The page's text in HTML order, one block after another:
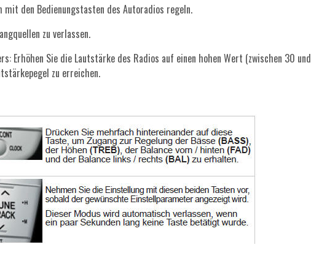
mit den Bedienungstasten des Autoradios regeln.
zu verlassen.
Erhöhen Sie die Lautstärke des Radios auf einen hohen Wert (zwischen 30 und
zu erreichen.